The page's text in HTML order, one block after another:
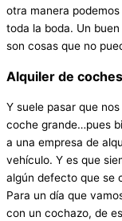
otra manera
toda la boda. Un
son cosas que no
Alquiler de coches
Y suele pasar que
coche grande…pues
a una empresa de
vehículo. Y es que
algún defecto que se
Para un día que
con un cochazo, de